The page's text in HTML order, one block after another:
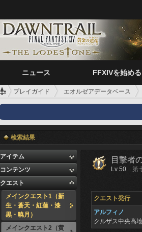
ニュース FFXIVを始める
プレイガイド エオルゼアデータベース
検索結果
アイテム
コンテンツ
クエスト
メインクエスト1（新
生・蒼天・紅蓮・漆
黒・暁月）
メインクエスト2（黄
目撃者
Lv 50
第
クエスト発行
アルフィノ
クルザス中央高地